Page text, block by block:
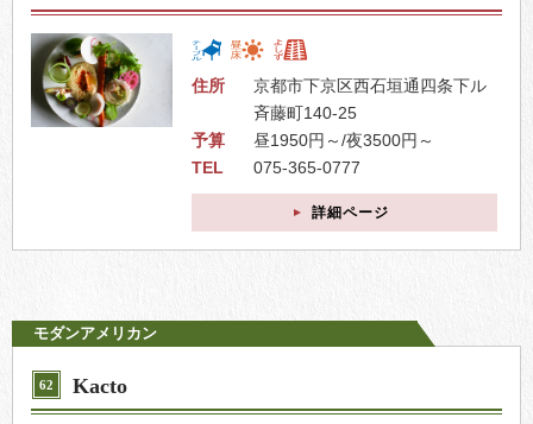
住所
京都市下京区西石垣通四条下ル
斉藤町140-25
予算
昼1950円～/夜3500円～
TEL
075-365-0777
詳細ページ
モダンアメリカン
62 Kacto